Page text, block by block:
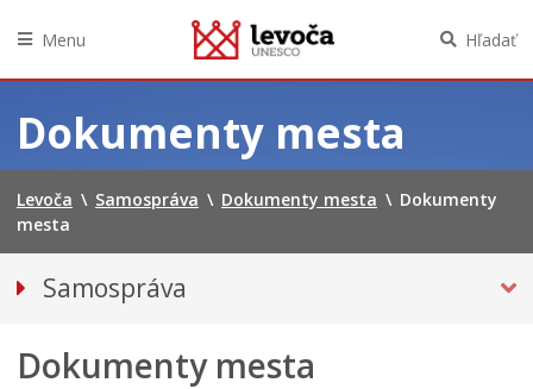
obsah
Menu Hľadať
Dokumenty mesta
Levoča \ Samospráva \ Dokumenty mesta \ Dokumenty
mesta
Samospráva
Hlavný kontrolór mesta
Dokumenty mesta